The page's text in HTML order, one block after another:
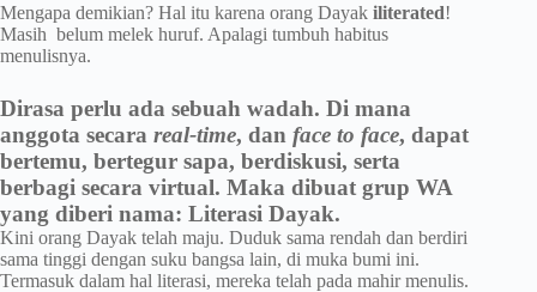
Mengapa demikian? Hal itu karena orang Dayak iliterated!
Masih belum melek huruf. Apalagi tumbuh habitus
menulisnya.
Dirasa perlu ada sebuah wadah. Di mana
anggota secara real-time, dan face to face, dapat
bertemu, bertegur sapa, berdiskusi, serta
berbagi secara virtual. Maka dibuat grup WA
yang diberi nama: Literasi Dayak.
Kini orang Dayak telah maju. Duduk sama rendah dan berdiri
sama tinggi dengan suku bangsa lain, di muka bumi ini.
Termasuk dalam hal literasi, mereka telah pada mahir menulis.